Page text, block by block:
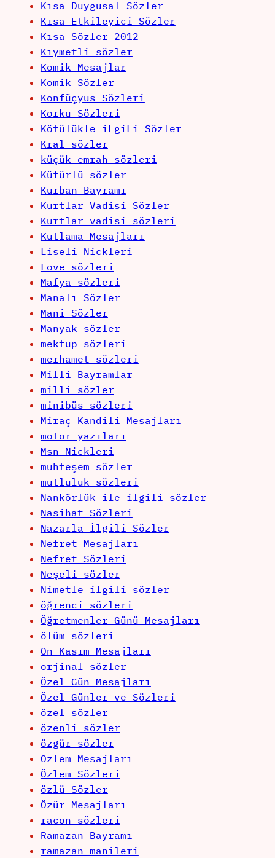
Kısa Duygusal Sözler
Kısa Etkileyici Sözler
Kısa Sözler 2012
Kıymetli sözler
Komik Mesajlar
Komik Sözler
Konfüçyus Sözleri
Korku Sözleri
Kötülükle iLgiLi Sözler
Kral sözler
küçük emrah sözleri
Küfürlü sözler
Kurban Bayramı
Kurtlar Vadisi Sözler
Kurtlar vadisi sözleri
Kutlama Mesajları
Liseli Nickleri
Love sözleri
Mafya sözleri
Manalı Sözler
Mani Sözler
Manyak sözler
mektup sözleri
merhamet sözleri
Milli Bayramlar
milli sözler
minibüs sözleri
Miraç Kandili Mesajları
motor yazıları
Msn Nickleri
muhteşem sözler
mutluluk sözleri
Nankörlük ile ilgili sözler
Nasihat Sözleri
Nazarla İlgili Sözler
Nefret Mesajları
Nefret Sözleri
Neşeli sözler
Nimetle ilgili sözler
öğrenci sözleri
Öğretmenler Günü Mesajları
ölüm sözleri
On Kasım Mesajları
orjinal sözler
Özel Gün Mesajları
Özel Günler ve Sözleri
özel sözler
özenli sözler
özgür sözler
Ozlem Mesajları
Özlem Sözleri
özlü Sözler
Özür Mesajları
racon sözleri
Ramazan Bayramı
ramazan manileri